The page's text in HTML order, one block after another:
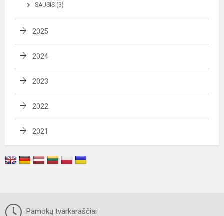
SAUSIS (3)
2025
2024
2023
2022
2021
Pamokų tvarkaraščiai